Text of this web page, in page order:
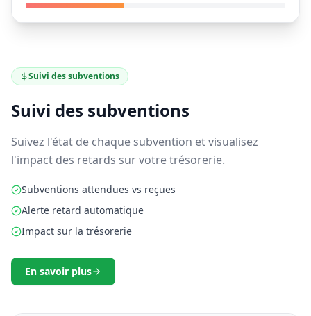
Suivi des subventions
Suivi des subventions
Suivez l'état de chaque subvention et visualisez
l'impact des retards sur votre trésorerie.
Subventions attendues vs reçues
Alerte retard automatique
Impact sur la trésorerie
En savoir plus